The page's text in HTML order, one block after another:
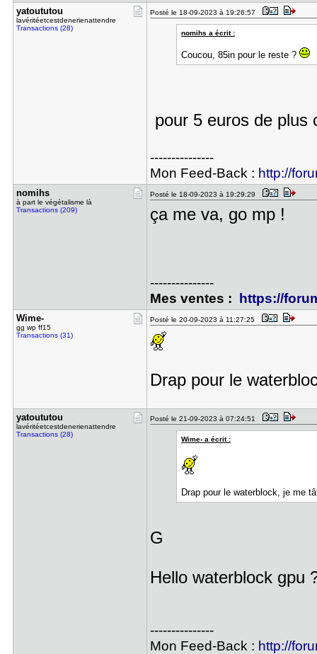
yatoututou
lavéritéetcestdenerienattendre
Transactions (28)
Posté le 18-09-2023 à 19:26:57
nomihs a écrit :
Coucou, 85in pour le reste ?
pour 5 euros de plus
---------------
Mon Feed-Back : http://
nomihs
à part le végétalisme là
Transactions (209)
Posté le 18-09-2023 à 19:29:29
ça me va, go mp !
---------------
Mes ventes :
https://
Wime-
gg wp ff15
Transactions (31)
Posté le 20-09-2023 à 11:27:25
Drap pour le
yatoututou
lavéritéetcestdenerienattendre
Transactions (28)
Posté le 21-09-2023 à 07:24:51
Wime- a écrit :
Drap pour le waterblock, je me
G
Hello waterblock gpu
---------------
Mon Feed-Back : http://